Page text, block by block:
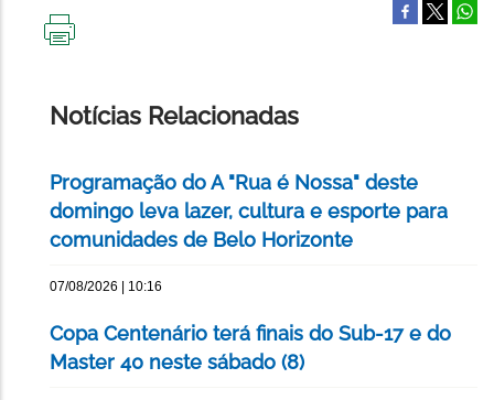
Notícias Relacionadas
Programação do A "Rua é Nossa" deste
domingo leva lazer, cultura e esporte para
comunidades de Belo Horizonte
07/08/2026 | 10:16
Copa Centenário terá finais do Sub-17 e do
Master 40 neste sábado (8)